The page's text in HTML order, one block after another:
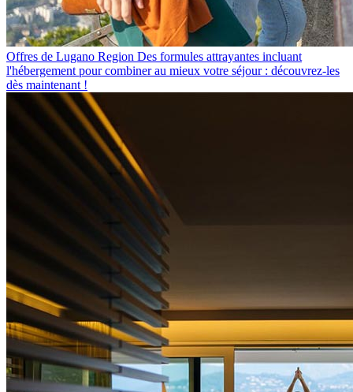
Offres de Lugano Region Des formules attrayantes incluant
l'hébergement pour combiner au mieux votre séjour : découvrez-les
dès maintenant !